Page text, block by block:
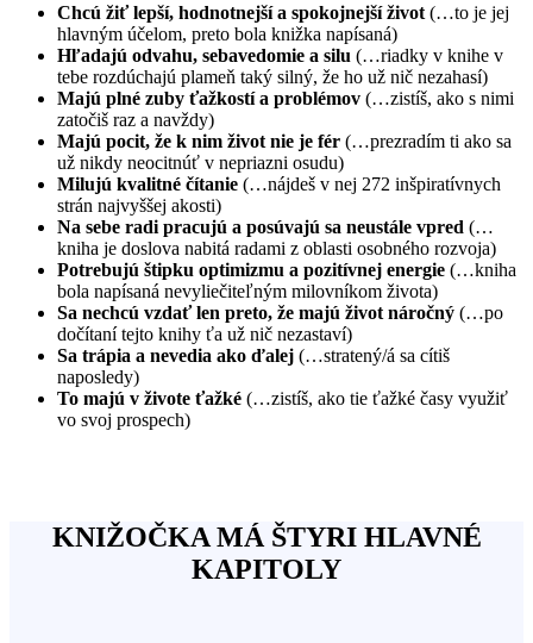
Chcú žiť lepší, hodnotnejší a spokojnejší život (…to je jej
hlavným účelom, preto bola knižka napísaná)
Hľadajú odvahu, sebavedomie a silu (…riadky v knihe v
tebe rozdúchajú plameň taký silný, že ho už nič nezahasí)
Majú plné zuby ťažkostí a problémov (…zistíš, ako s nimi
zatočiš raz a navždy)
Majú pocit, že k nim život nie je fér (…prezradím ti ako sa
už nikdy neocitnúť v nepriazni osudu)
Milujú kvalitné čítanie (…nájdeš v nej 272 inšpiratívnych
strán najvyššej akosti)
Na sebe radi pracujú a posúvajú sa neustále vpred (…
kniha je doslova nabitá radami z oblasti osobného rozvoja)
Potrebujú štipku optimizmu a pozitívnej energie (…kniha
bola napísaná nevyliečiteľným milovníkom života)
Sa nechcú vzdať len preto, že majú život náročný (…po
dočítaní tejto knihy ťa už nič nezastaví)
Sa trápia a nevedia ako ďalej (…stratený/á sa cítiš
naposledy)
To majú v živote ťažké (…zistíš, ako tie ťažké časy využiť
vo svoj prospech)
KNIŽOČKA MÁ ŠTYRI HLAVNÉ
KAPITOLY